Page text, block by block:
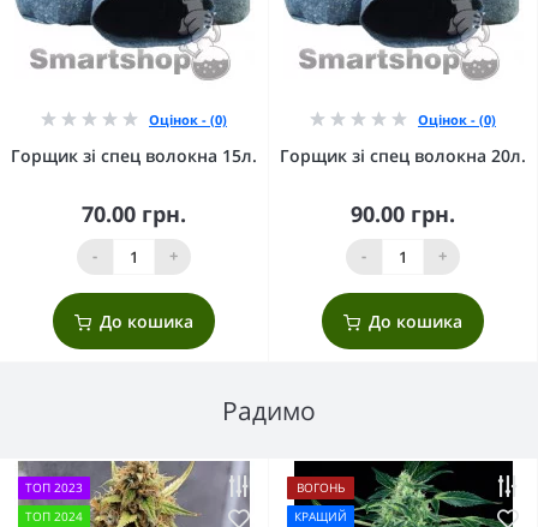
Оцінок - (0)
Горщик зі спец волокна 15л.
70.00 грн.
- +
До кошика
Оцінок - (0)
Горщик зі спец волокна 20л.
90.00 грн.
- +
До кошика
Радимо
ТОП 2023
ТОП 2024
ВОГОНЬ
КРАЩИЙ